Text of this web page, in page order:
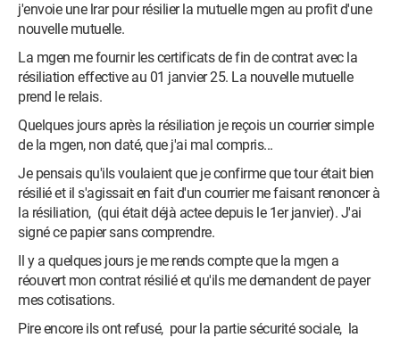
j'envoie une lrar pour résilier la mutuelle mgen au profit d'une
nouvelle mutuelle.
La mgen me fournir les certificats de fin de contrat avec la
résiliation effective au 01 janvier 25. La nouvelle mutuelle
prend le relais.
Quelques jours après la résiliation je reçois un courrier simple
de la mgen, non daté, que j'ai mal compris...
Je pensais qu'ils voulaient que je confirme que tour était bien
résilié et il s'agissait en fait d'un courrier me faisant renoncer à
la résiliation, (qui était déjà actee depuis le 1er janvier). J'ai
signé ce papier sans comprendre.
Il y a quelques jours je me rends compte que la mgen a
réouvert mon contrat résilié et qu'ils me demandent de payer
mes cotisations.
Pire encore ils ont refusé, pour la partie sécurité sociale, la